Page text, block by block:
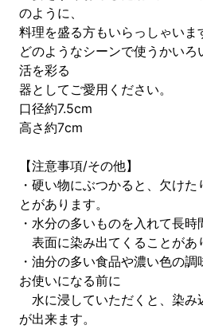
のように、
料理を盛る方もいらっしゃいま
どのようなシーンで使うかい
活を彩る
器としてご愛用ください。
口径約7.5cm
高さ約7cm
【注意事項/その他】
・硬い物にぶつかると、欠け
とがあります。
・水分の多いものを入れて長
表面に染み出てくることがあ
・油分の多い食品や濃い色の調
お使いになる前に
水に浸していただくと、染み
が出来ます。